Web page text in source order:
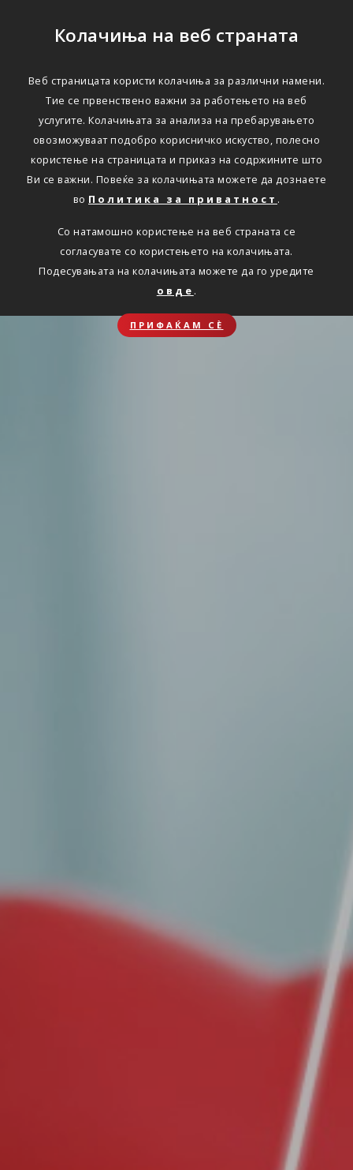
Колачиња на веб страната
Веб страницата користи колачиња за различни намени.
Тие се првенствено важни за работењето на веб
услугите. Колачињата за анализа на пребарувањето
овозможуваат подобро корисничко искуство, полесно
користење на страницата и приказ на содржините што
Ви се важни. Повеќе за колачињата можете да дознаете
во Политика за приватност .
Со натамошно користење на веб страната се
согласувате со користењето на колачињата.
Подесувањата на колачињата можете да го уредите
овде .
ПРИФАЌАМ СЀ